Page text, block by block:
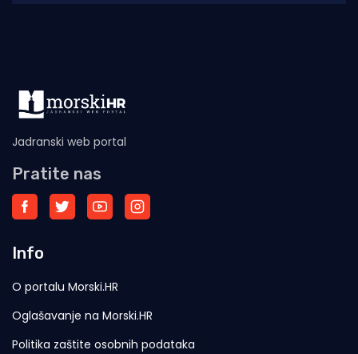
Jadranski web portal
Pratite nas
Info
O portalu Morski.HR
Oglašavanje na Morski.HR
Politika zaštite osobnih podataka